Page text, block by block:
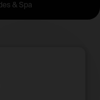
& Spa